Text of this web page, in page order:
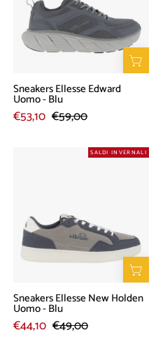
-
Blu
Sneakers Ellesse Edward
Uomo - Blu
€53,10 €59,00
Sneakers
Uomo
-
Blu
SALDI INVERNALI
Sneakers Ellesse New Holden
Uomo - Blu
€44,10 €49,00